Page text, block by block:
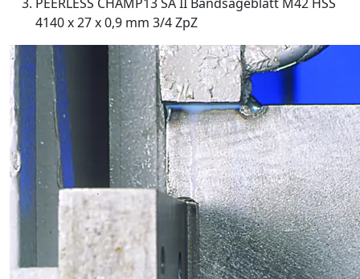
PEERLESS CHAMP13 SA II Bandsägeblatt M42 HSS
4140 x 27 x 0,9 mm 3/4 ZpZ